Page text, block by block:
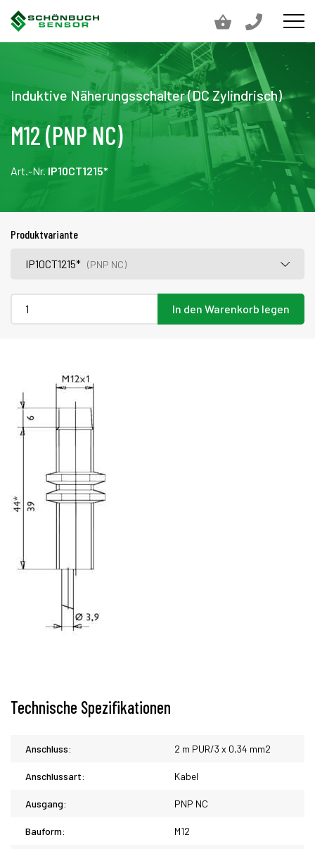
Induktive Näherungsschalter (DC Zylindrisch)
M12 (PNP NC)
Art.-Nr. IP10CT1215*
Produktvariante
IP10CT1215*(PNP NC)
In den Warenkorb legen
Technische Spezifikationen
Anschluss: 2 m PUR/3 x 0,34 mm2
Anschlussart: Kabel
Ausgang: PNP NC
Bauform: M12